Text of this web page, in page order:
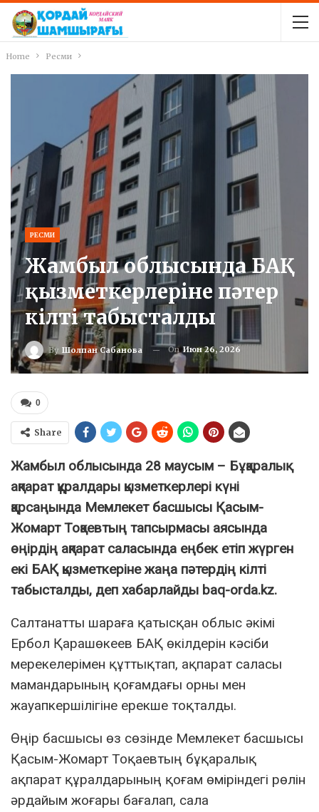
Home Ресми
РЕСМИ
Жамбыл облысында БАҚ
қызметкерлеріне пәтер
кілті табысталды
By Шолпан Сабанова OnИюн 26, 2026
0
Share
Жамбыл облысында 28 маусым – Бұқаралық
ақпарат құралдары қызметкерлері күні
қарсаңында Мемлекет басшысы Қасым-
Жомарт Тоқаевтың тапсырмасы аясында
өңірдің ақпарат саласында еңбек етіп жүрген
екі БАҚ қызметкеріне жаңа пәтердің кілті
табысталды, деп хабарлайды baq-orda.kz.
Салтанатты шараға қатысқан облыс әкімі
Ербол Қарашөкеев БАҚ өкілдерін кәсіби
мерекелерімен құттықтап, ақпарат саласы
мамандарының қоғамдағы орны мен
жауапкершілігіне ерекше тоқталды.
Өңір басшысы өз сөзінде Мемлекет басшысы
Қасым-Жомарт Тоқаевтың бұқаралық
ақпарат құралдарының қоғам өміріндегі рөлін
әрдайым жоғары бағалап, сала